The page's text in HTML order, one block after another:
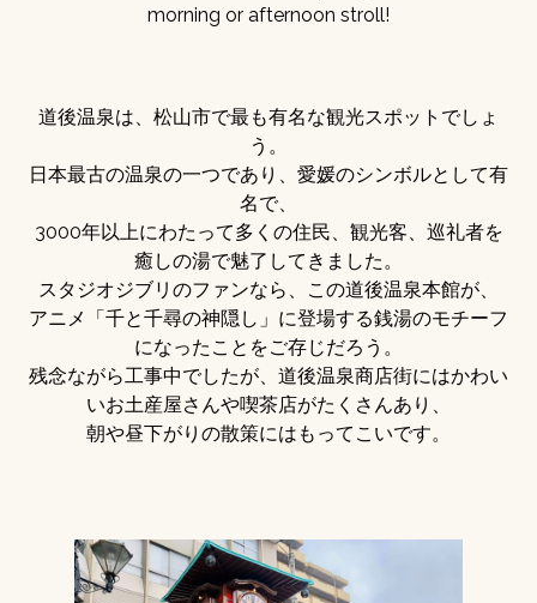
morning or afternoon stroll!
道後温泉は、松山市で最も有名な観光スポットでしょ
う。
日本最古の温泉の一つであり、愛媛のシンボルとして有
名で、
3000年以上にわたって多くの住民、観光客、巡礼者を
癒しの湯で魅了してきました。
スタジオジブリのファンなら、この道後温泉本館が、
アニメ「千と千尋の神隠し」に登場する銭湯のモチーフ
になったことをご存じだろう。
残念ながら工事中でしたが、道後温泉商店街にはかわい
いお土産屋さんや喫茶店がたくさんあり、
朝や昼下がりの散策にはもってこいです。